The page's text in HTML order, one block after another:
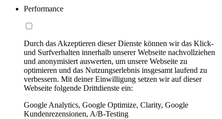
Performance
Durch das Akzeptieren dieser Dienste können wir das Klick-
und Surfverhalten innerhalb unserer Webseite nachvollziehen
und anonymisiert auswerten, um unsere Webseite zu
optimieren und das Nutzungserlebnis insgesamt laufend zu
verbessern. Mit deiner Einwilligung setzen wir auf dieser
Webseite folgende Drittdienste ein:
Google Analytics, Google Optimize, Clarity, Google
Kundenrezensionen, A/B-Testing